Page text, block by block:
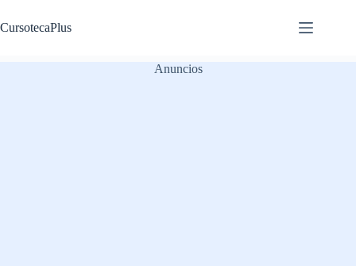
al
contenido
CursotecaPlus
Anuncios